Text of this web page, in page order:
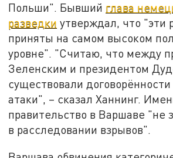
Польши". Бывший глава
разведки утверждал, что "эти
приняты на самом высоком
уровне". "Считаю, что между
Зеленским и президентом
существовали
атаки", – сказал Ханнинг.
правительство в Варшаве "не
в расследовании взрывов".